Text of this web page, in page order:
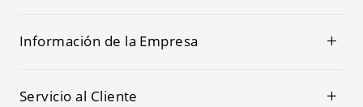
Información de la Empresa
Servicio al Cliente